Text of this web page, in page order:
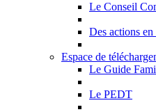
Le Conseil
Des actions
Espace de
Le Guide
Le PEDT